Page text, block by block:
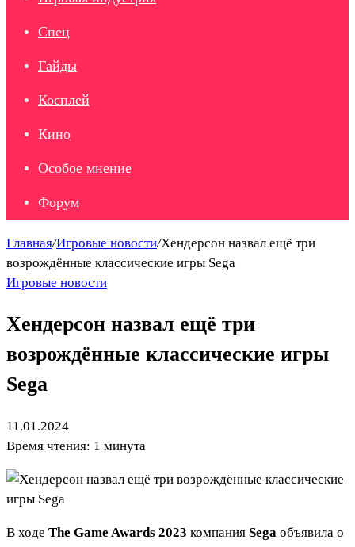
Спец
Гайды
Косплей
Кино
Особое мнение
Форум
Главная/Игровые новости/Хендерсон назвал ещё три
возрождённые классические игры Sega
Игровые новости
Хендерсон назвал ещё три
возрождённые классические игры
Sega
11.01.2024
Время чтения: 1 минута
В ходе The Game Awards 2023 компания Sega объявила о